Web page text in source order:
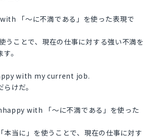
「～に不満である」を使った表現で
うことで、現在の仕事に対する強い不満を
。
with my current job.
けだ。
with 「～に不満である」を使った
当に」を使うことで、現在の仕事に対す